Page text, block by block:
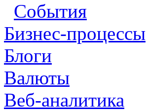
События
Бизнес-процессы
Блоги
Валюты
Веб-аналитика